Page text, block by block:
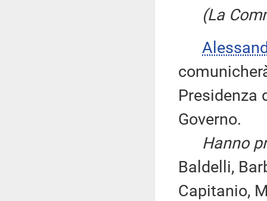
(La
Presidenza
Governo.
Hanno
Baldelli,
Capitanio,